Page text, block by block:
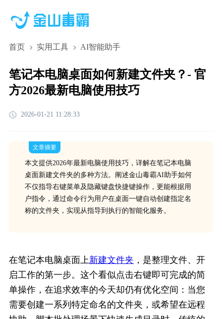
首页 实用工具 AI智能助手
笔记本电脑桌面如何新建文件夹？- 官
方2026最新电脑使用技巧
2026-01-21 11:28:33
文章摘要
本文提供2026年最新电脑使用技巧，详解在笔记本电脑
桌面新建文件夹的多种方法。阐述金山毒霸AI助手如何
不仅指导右键菜单及隐藏键盘快捷键操作，更能根据用
户指令，通过命令行为用户在桌面一键自动创建指定名
称的文件夹，实现从指导到执行的智能化服务。
在笔记本电脑桌面上新建文件夹 ，是整理文件、开
启工作的第一步。这个看似点击右键即可完成的简
单操作，在追求效率的今天却仍有优化空间：当您
需要创建一系列特定命名的文件夹，或希望在远程